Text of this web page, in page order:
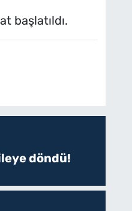
başlatıldı.
döndü!